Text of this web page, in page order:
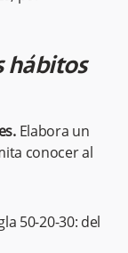
hábitos
Elabora un
conocer al
50-20-30: del